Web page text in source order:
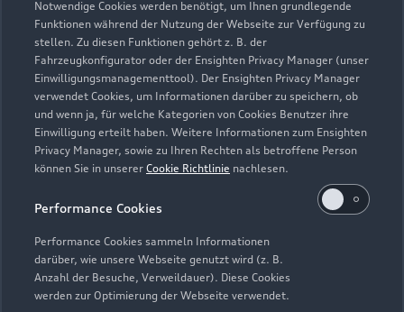
Notwendige Cookies werden benötigt, um Ihnen grundlegende
Funktionen während der Nutzung der Webseite zur Verfügung zu
stellen. Zu diesen Funktionen gehört z. B. der
Fahrzeugkonfigurator oder der Ensighten Privacy Manager (unser
Einwilligungsmanagementtool). Der Ensighten Privacy Manager
verwendet Cookies, um Informationen darüber zu speichern, ob
und wenn ja, für welche Kategorien von Cookies Benutzer ihre
Einwilligung erteilt haben. Weitere Informationen zum Ensighten
Privacy Manager, sowie zu Ihren Rechten als betroffene Person
können Sie in unserer Cookie Richtlinie nachlesen.
Performance Cookies
Performance Cookies sammeln Informationen
darüber, wie unsere Webseite genutzt wird (z. B.
Anzahl der Besuche, Verweildauer). Diese Cookies
werden zur Optimierung der Webseite verwendet.
Zurück nach oben
Modelle
Elektromodelle
Plug-in-Hybride
Neuwagensuche
Gebrauchtwagensuche
Service & Zubehör
Saisonale Angebote
Support